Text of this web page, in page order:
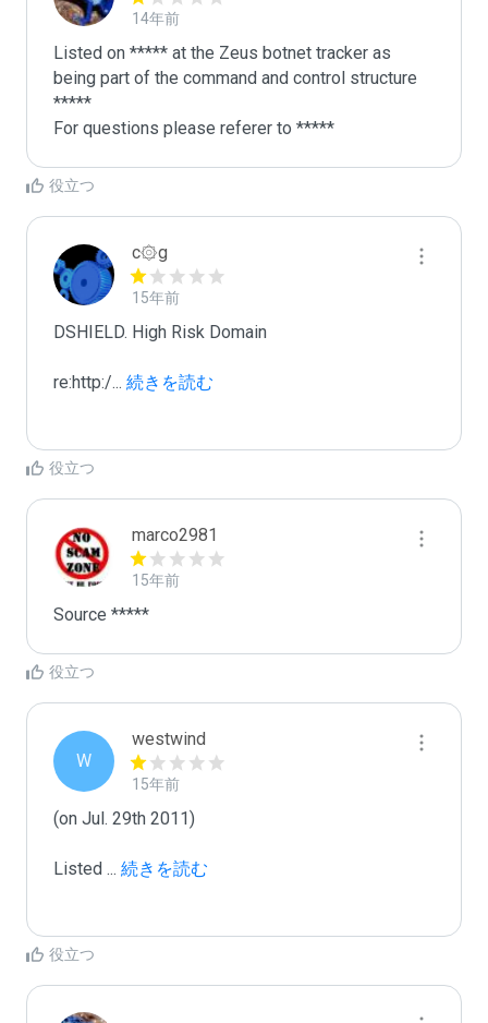
14年前
Listed on ***** at the Zeus botnet tracker as
being part of the command and control structure
*****
For questions please referer to *****
役立つ
c۞g
15年前
DSHIELD. High Risk Domain
re:http:/... 続きを読む
役立つ
marco2981
15年前
Source *****
役立つ
W
westwind
15年前
(on Jul. 29th 2011)
Listed ... 続きを読む
役立つ